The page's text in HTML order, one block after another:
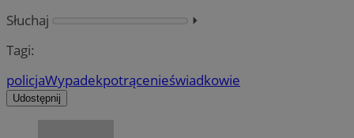
Słuchaj
⏵︎
Tagi:
policjaWypadekpotrącenieświadkowie
Udostępnij